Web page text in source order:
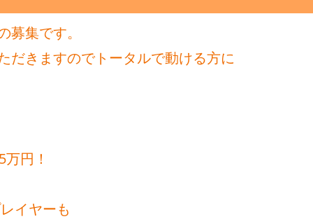
集です。
だきますのでトータルで動ける方に
円！
イヤーも